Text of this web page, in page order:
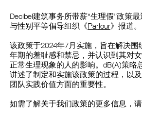
Decibel建筑事务所带薪“生理假”政策
与性别平等倡导组织《Parlour》报道。
该政策于2024年7月实施，旨在解决围
年期的羞耻感和禁忌，并认识到其对
正常生理现象的人的影响。dB(A)策略
讲述了制定和实施该政策的过程，以
团队实践价值方面的重要性。
如需了解关于我们政策的更多信息，请